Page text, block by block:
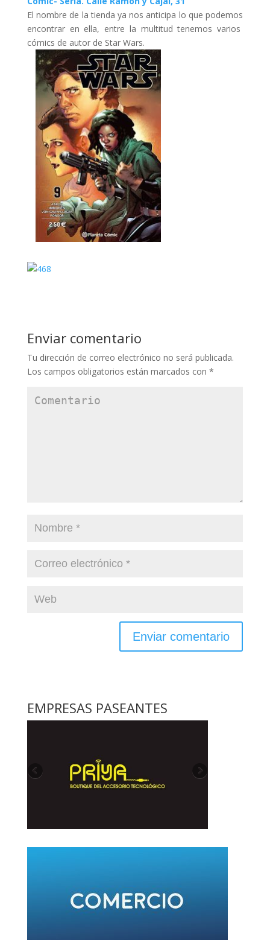
EMPRESAS PASEANTES
El nombre de la tienda ya nos anticipa lo que podemos
encontrar en ella, entre la multitud tenemos varios
cómics de autor de Star Wars.
Enviar comentario
Tu dirección de correo electrónico no será publicada.
Los campos obligatorios están marcados con *